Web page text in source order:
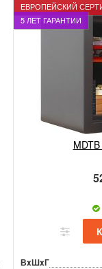
ЕВРОПЕЙСКИЙ
5 ЛЕТ ГАРАНТИИ
ВxШxГ